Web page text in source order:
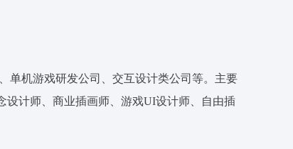
单机游戏研发公司、交互设计类公司等。主要
设计师、商业插画师、游戏UI设计师、自由插